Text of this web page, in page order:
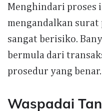
Menghindari proses
mengandalkan surat
sangat berisiko.
bermula dari
prosedur yang benar.
Waspadai